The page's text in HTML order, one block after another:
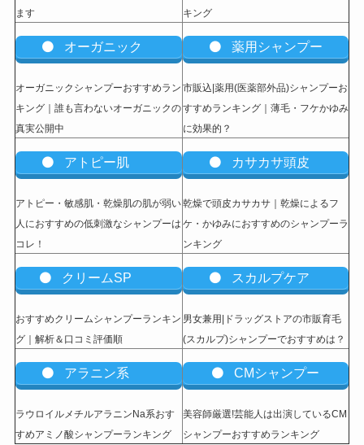
ます
キング
オーガニック
オーガニックシャンプーおすすめラン
キング｜誰も言わないオーガニックの
真実公開中
薬用シャンプー
市販込|薬用(医薬部外品)シャンプーお
すすめランキング｜薄毛・フケかゆみ
に効果的？
アトピー肌
アトピー・敏感肌・乾燥肌の肌が弱い
人におすすめの低刺激なシャンプーは
コレ！
カサカサ頭皮
乾燥で頭皮カサカサ｜乾燥によるフ
ケ・かゆみにおすすめのシャンプーラ
ンキング
クリームSP
おすすめクリームシャンプーランキン
グ｜解析＆口コミ評価順
スカルプケア
男女兼用|ドラッグストアの市販育毛
(スカルプ)シャンプーでおすすめは？
アラニン系
ラウロイルメチルアラニンNa系おす
すめアミノ酸シャンプーランキング
CMシャンプー
美容師厳選!芸能人は出演しているCM
シャンプーおすすめランキング